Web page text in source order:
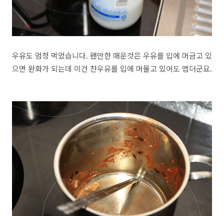
우유도 엄청 먹었습니다. 왠만한 매운것은 우유를 입에 머금고 있
으면 완화가 되는데 이건 찬우유를 입에 머물고 있어도 맵더군요.